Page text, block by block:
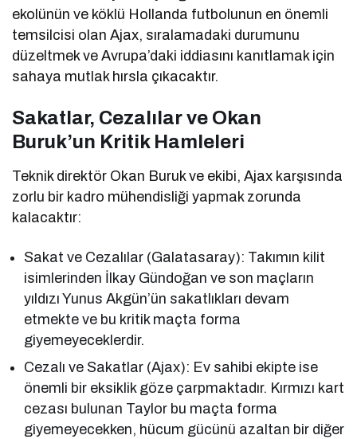
ekolünün ve köklü Hollanda futbolunun en önemli
temsilcisi olan Ajax, sıralamadaki durumunu
düzeltmek ve Avrupa’daki iddiasını kanıtlamak için
sahaya mutlak hırsla çıkacaktır.
Sakatlar, Cezalılar ve Okan
Buruk’un Kritik Hamleleri
Teknik direktör Okan Buruk ve ekibi, Ajax karşısında
zorlu bir kadro mühendisliği yapmak zorunda
kalacaktır:
Sakat ve Cezalılar (Galatasaray): Takımın kilit
isimlerinden İlkay Gündoğan ve son maçların
yıldızı Yunus Akgün’ün sakatlıkları devam
etmekte ve bu kritik maçta forma
giyemeyeceklerdir.
Cezalı ve Sakatlar (Ajax): Ev sahibi ekipte ise
önemli bir eksiklik göze çarpmaktadır. Kırmızı kart
cezası bulunan Taylor bu maçta forma
giyemeyecekken, hücum gücünü azaltan bir diğer